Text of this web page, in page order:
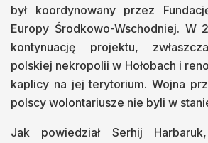
był koordynowany przez
Europy Środkowo-Wschodniej. W
kontynuację projektu,
polskiej nekropolii w Hołobach i
kaplicy na jej terytorium. Wojna
polscy wolontariusze nie byli w
Jak powiedział Serhij